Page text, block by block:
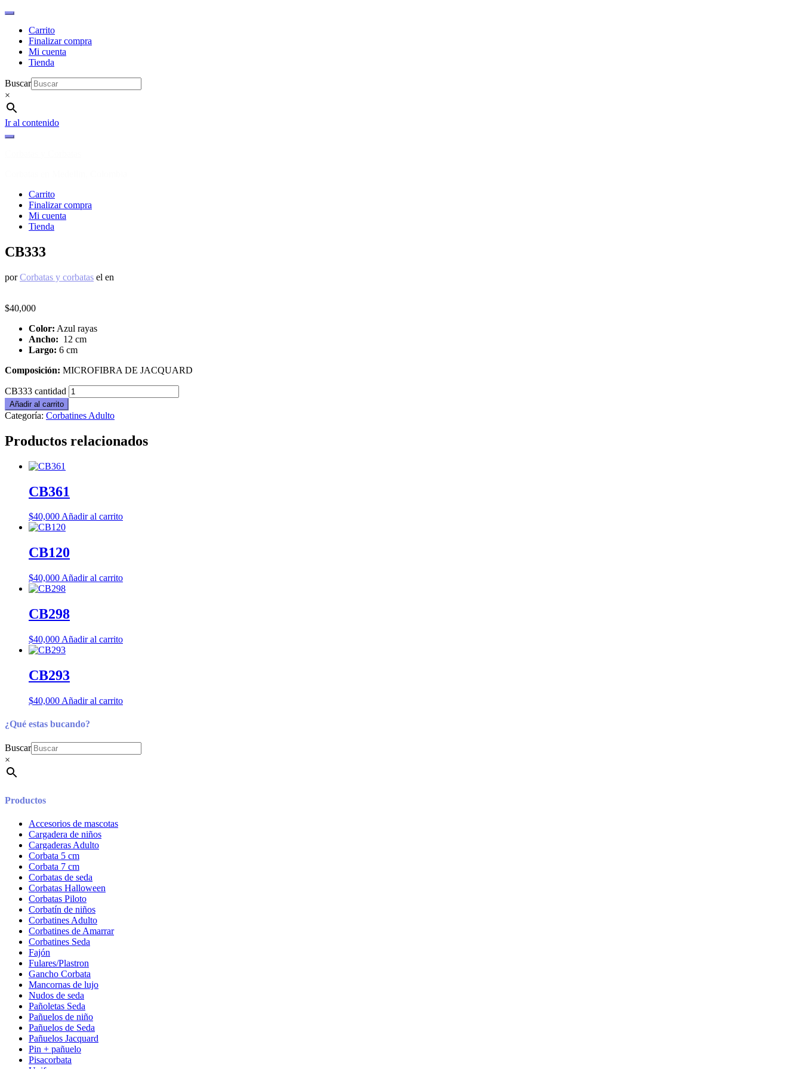
Carrito
Finalizar compra
Mi cuenta
Tienda
Buscar
×
Ir al contenido
Carrito
Finalizar compra
Mi cuenta
Tienda
CB333
porCorbatas y corbatas el en
$40,000
Color: Azul rayas
Ancho: 12 cm
Largo: 6 cm
Composición: MICROFIBRA DE JACQUARD
CB333 cantidad
Añadir al carrito
Categoría: Corbatines Adulto
Productos relacionados
CB361
$40,000Añadir al carrito
CB120
$40,000 Añadir al carrito
CB298
$40,000 Añadir al carrito
CB293
$40,000 Añadir al carrito
¿Qué estas bucando?
Buscar
×
Productos
Accesorios de mascotas
Cargadera de niños
Cargaderas Adulto
Corbata 5 cm
Corbata 7 cm
Corbatas de seda
Corbatas Halloween
Corbatas Piloto
Corbatín de niños
Corbatines Adulto
Corbatines de Amarrar
Corbatines Seda
Fajón
Fulares/Plastron
Gancho Corbata
Mancornas de lujo
Nudos de seda
Pañoletas Seda
Pañuelos de niño
Pañuelos de Seda
Pañuelos Jacquard
Pin + pañuelo
Pisacorbata